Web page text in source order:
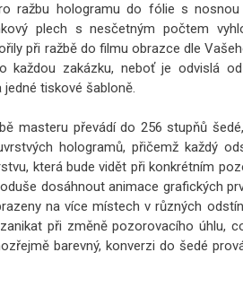
ražbu hologramu do fólie s nosnou
plech s nesčetným počtem
při ražbě do filmu obrazce dle
každou zakázku, neboť je odvislá
tiskové šabloně.
masteru převádí do 256 stupňů
hologramů, přičemž každý
která bude vidět při konkrétním
dosáhnout animace grafických
na více místech v různých
při změně pozorovacího úhlu,
barevný, konverzi do šedé